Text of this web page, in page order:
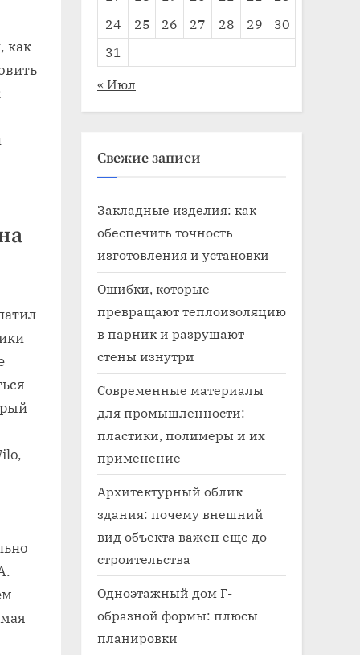
как
24
25 26 27 28 29
30
31
« Июл
Свежие записи
Закладные изделия: как
обеспечить точность
изготовления и установки
Ошибки, которые
превращают теплоизоляцию
в парник и разрушают
стены изнутри
Современные материалы
для промышленности:
пластики, полимеры и их
применение
Архитектурный облик
здания: почему внешний
вид объекта важен еще до
строительства
Одноэтажный дом Г-
образной формы: плюсы
планировки